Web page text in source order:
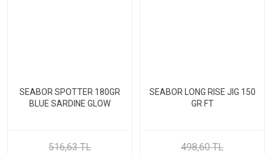
SEABOR SPOTTER 180GR
BLUE SARDINE GLOW
516,63 TL
SEABOR LONG RISE JIG 150
GR FT
498,60 TL